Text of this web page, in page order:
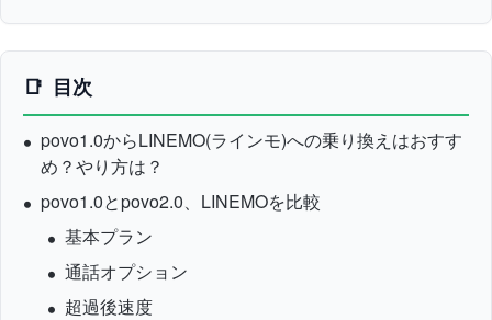
目次
povo1.0からLINEMO(ラインモ)への乗り換えはおすす
め？やり方は？
povo1.0とpovo2.0、LINEMOを比較
基本プラン
通話オプション
超過後速度